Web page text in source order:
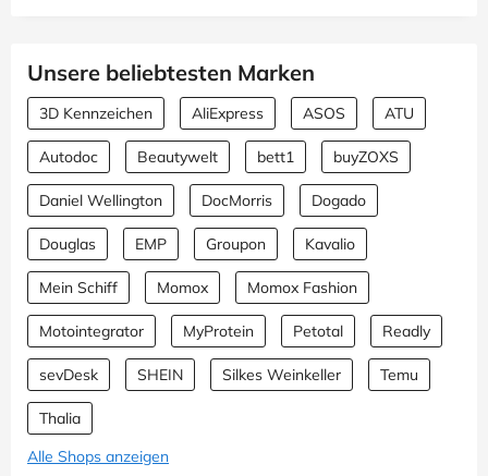
Unsere beliebtesten Marken
3D Kennzeichen AliExpress ASOS ATU
Autodoc Beautywelt bett1 buyZOXS
Daniel Wellington DocMorris Dogado
Douglas EMP Groupon Kavalio
Mein Schiff Momox Momox Fashion
Motointegrator MyProtein Petotal Readly
sevDesk SHEIN Silkes Weinkeller Temu
Thalia
Alle Shops anzeigen